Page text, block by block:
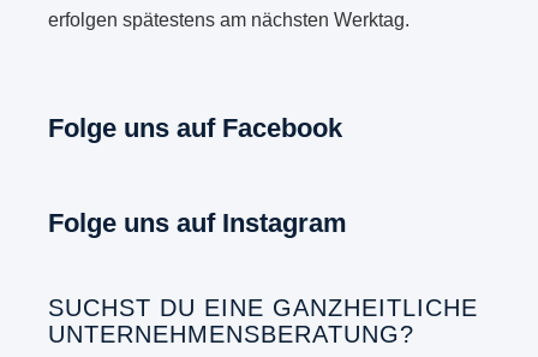
erfolgen spätestens am nächsten Werktag.
Folge uns auf Facebook
Folge uns auf Instagram
SUCHST DU EINE GANZHEITLICHE
UNTERNEHMENSBERATUNG?